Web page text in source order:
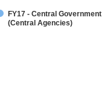
FY17 - Central Government
(Central Agencies)